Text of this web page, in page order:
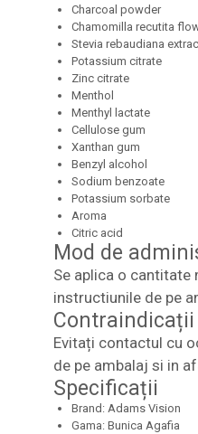
Charcoal powder
Chamomilla recutita
Stevia rebaudiana
Potassium citrate
Zinc citrate
Menthol
Menthyl lactate
Cellulose gum
Xanthan gum
Benzyl alcohol
Sodium benzoate
Potassium sorbate
Aroma
Citric acid
Mod de
Se aplica o
instructiunile de pe
Evitați contactul cu
de pe ambalaj si in
Specificații
Brand: Adams Vision
Gama: Bunica Agafia